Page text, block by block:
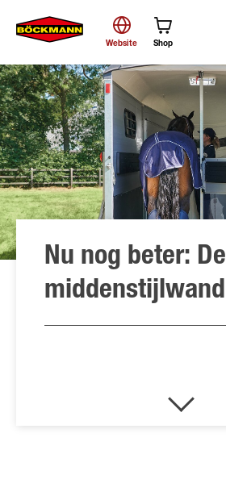
Zoek
Website Shop
Nu nog beter: De
middenstijlwand